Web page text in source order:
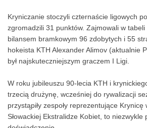
Kryniczanie stoczyli czternaście ligowych
zgromadzili 31 punktów. Zajmowali w
bilansem bramkowym 96 zdobytych i 55
hokeista KTH Alexander Alimov (aktualnie
był najskuteczniejszym graczem I Ligi.
W roku jubileuszu 90-lecia KTH i
trzecią drużynę, wcześniej do rywalizacji
przystąpiły zespoły reprezentujące Krynicę
Słowackiej Ekstralidze Kobiet, to niezwykle